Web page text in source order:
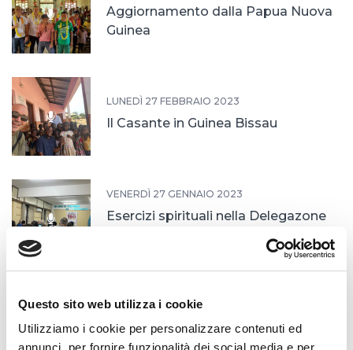
Questo sito web utilizza i cookie
Utilizziamo i cookie per personalizzare contenuti ed
annunci, per fornire funzionalità dei social media e per
Aggiornamento dalla Papua Nuova
Guinea
LUNEDÌ 27 FEBBRAIO 2023
Il Casante in Guinea Bissau
VENERDÌ 27 GENNAIO 2023
Esercizi spirituali nella Delegazone
Poveri